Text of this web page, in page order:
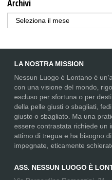
Archivi
Archivi
LA NOSTRA MISSION
Nessun Luogo è Lontano è
con una visione del mondo,
escluso per sfortuna o per
della pelle giusti o sbagliati,
giusto o sbagliato. Ma una
essere contrastata richiede un
attimo di tregua e ha bisogno
impegnate, eticamente
ASS. NESSUN LUOGO È